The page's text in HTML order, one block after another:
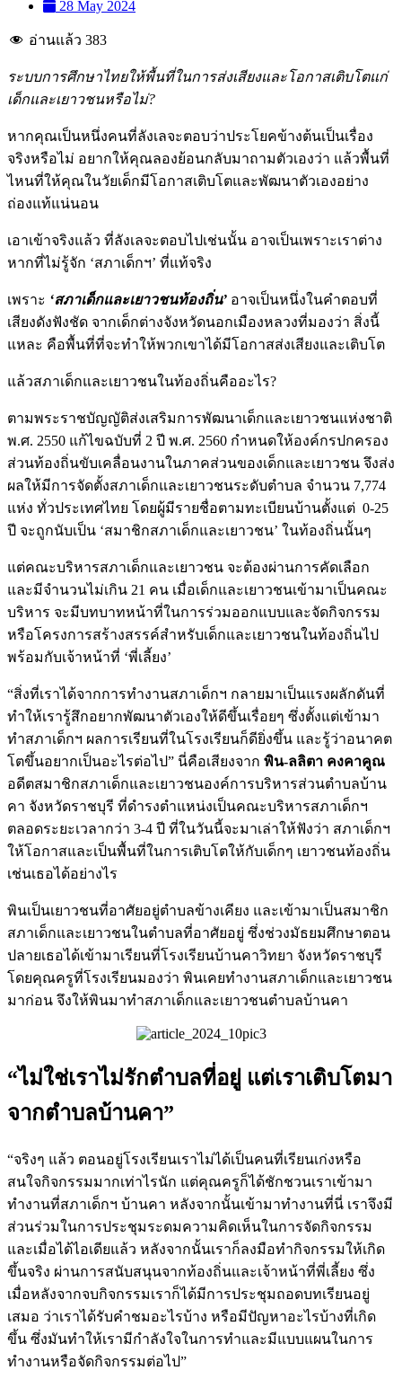
28 May 2024
อ่านแล้ว 383
ระบบการศึกษาไทยให้พื้นที่ในการส่งเสียงและโอกาสเติบโตแก่
เด็กและเยาวชนหรือไม่?
หากคุณเป็นหนึ่งคนที่ลังเลจะตอบว่าประโยคข้างต้นเป็นเรื่อง
จริงหรือไม่ อยากให้คุณลองย้อนกลับมาถามตัวเองว่า แล้วพื้นที่
ไหนที่ให้คุณในวัยเด็กมีโอกาสเติบโตและพัฒนาตัวเองอย่าง
ถ่องแท้แน่นอน
เอาเข้าจริงแล้ว ที่ลังเลจะตอบไปเช่นนั้น อาจเป็นเพราะเราต่าง
หากที่ไม่รู้จัก ‘สภาเด็กฯ’ ที่แท้จริง
เพราะ ‘สภาเด็กและเยาวชนท้องถิ่น’ อาจเป็นหนึ่งในคำตอบที่
เสียงดังฟังชัด จากเด็กต่างจังหวัดนอกเมืองหลวงที่มองว่า สิ่งนี้
แหละ คือพื้นที่ที่จะทำให้พวกเขาได้มีโอกาสส่งเสียงและเติบโต
แล้วสภาเด็กและเยาวชนในท้องถิ่นคืออะไร?
ตามพระราชบัญญัติส่งเสริมการพัฒนาเด็กและเยาวชนแห่งชาติ
พ.ศ. 2550 แก้ไขฉบับที่ 2 ปี พ.ศ. 2560 กำหนดให้องค์กรปกครอง
ส่วนท้องถิ่นขับเคลื่อนงานในภาคส่วนของเด็กและเยาวชน จึงส่ง
ผลให้มีการจัดตั้งสภาเด็กและเยาวชนระดับตำบล จำนวน 7,774
แห่ง ทั่วประเทศไทย โดยผู้มีรายชื่อตามทะเบียนบ้านตั้งแต่ 0-25
ปี จะถูกนับเป็น ‘สมาชิกสภาเด็กและเยาวชน’ ในท้องถิ่นนั้นๆ
แต่คณะบริหารสภาเด็กและเยาวชน จะต้องผ่านการคัดเลือก
และมีจำนวนไม่เกิน 21 คน เมื่อเด็กและเยาวชนเข้ามาเป็นคณะ
บริหาร จะมีบทบาทหน้าที่ในการร่วมออกแบบและจัดกิจกรรม
หรือโครงการสร้างสรรค์สำหรับเด็กและเยาวชนในท้องถิ่นไป
พร้อมกับเจ้าหน้าที่ ‘พี่เลี้ยง’
“สิ่งที่เราได้จากการทำงานสภาเด็กฯ กลายมาเป็นแรงผลักดันที่
ทำให้เรารู้สึกอยากพัฒนาตัวเองให้ดีขึ้นเรื่อยๆ ซึ่งตั้งแต่เข้ามา
ทำสภาเด็กฯ ผลการเรียนที่ในโรงเรียนก็ดียิ่งขึ้น และรู้ว่าอนาคต
โตขึ้นอยากเป็นอะไรต่อไป” นี่คือเสียงจาก พิน-ลลิตา คงคาคูณ
อดีตสมาชิกสภาเด็กและเยาวชนองค์การบริหารส่วนตำบลบ้าน
คา จังหวัดราชบุรี ที่ดำรงตำแหน่งเป็นคณะบริหารสภาเด็กฯ
ตลอดระยะเวลากว่า 3-4 ปี ที่ในวันนี้จะมาเล่าให้ฟังว่า สภาเด็กฯ
ให้โอกาสและเป็นพื้นที่ในการเติบโตให้กับเด็กๆ เยาวชนท้องถิ่น
เช่นเธอได้อย่างไร
พินเป็นเยาวชนที่อาศัยอยู่ตำบลข้างเคียง และเข้ามาเป็นสมาชิก
สภาเด็กและเยาวชนในตำบลที่อาศัยอยู่ ซึ่งช่วงมัธยมศึกษาตอน
ปลายเธอได้เข้ามาเรียนที่โรงเรียนบ้านคาวิทยา จังหวัดราชบุรี
โดยคุณครูที่โรงเรียนมองว่า พินเคยทำงานสภาเด็กและเยาวชน
มาก่อน จึงให้พินมาทำสภาเด็กและเยาวชนตำบลบ้านคา
“ไม่ใช่เราไม่รักตำบลที่อยู่ แต่เราเติบโตมา
จากตำบลบ้านคา”
“จริงๆ แล้ว ตอนอยู่โรงเรียนเราไม่ได้เป็นคนที่เรียนเก่งหรือ
สนใจกิจกรรมมากเท่าไรนัก แต่คุณครูก็ได้ชักชวนเราเข้ามา
ทำงานที่สภาเด็กฯ บ้านคา หลังจากนั้นเข้ามาทำงานที่นี่ เราจึงมี
ส่วนร่วมในการประชุมระดมความคิดเห็นในการจัดกิจกรรม
และเมื่อได้ไอเดียแล้ว หลังจากนั้นเราก็ลงมือทำกิจกรรมให้เกิด
ขึ้นจริง ผ่านการสนับสนุนจากท้องถิ่นและเจ้าหน้าที่พี่เลี้ยง ซึ่ง
เมื่อหลังจากจบกิจกรรมเราก็ได้มีการประชุมถอดบทเรียนอยู่
เสมอ ว่าเราได้รับคำชมอะไรบ้าง หรือมีปัญหาอะไรบ้างที่เกิด
ขึ้น ซึ่งมันทำให้เรามีกำลังใจในการทำและมีแบบแผนในการ
ทำงานหรือจัดกิจกรรมต่อไป”